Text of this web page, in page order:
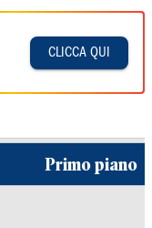
CLICCA QUI
Primo piano